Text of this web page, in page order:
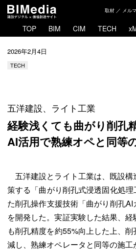
取材 ／ メル
TOP BIM CIM TECH
2026年2月4日
TECH
五洋建設、ライト工業
経験浅くても曲がり削孔
AI活用で熟練オペと同等
五洋建設とライト工業は、既設
策する「曲がり削孔式浸透固化処
た削孔操作支援技術「曲がり削孔AI
を開発した。実証実験した結果、
も削孔精度を約55%向上した上、
減し、熟練オペレータと同等の施